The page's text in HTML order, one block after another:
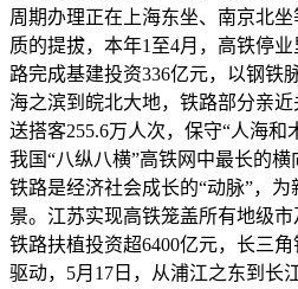
周期办理正在上海东坐、南京北
质的提拔，本年1至4月，高铁停
路完成基建投资336亿元，以钢铁
海之滨到皖北大地，铁路部分亲
送搭客255.6万人次，保守“人海和
我国“八纵八横”高铁网中最长的
铁路是经济社会成长的“动脉”，
景。江苏实现高铁笼盖所有地级
铁路扶植投资超6400亿元，长三
驱动，5月17日，从浦江之东到长